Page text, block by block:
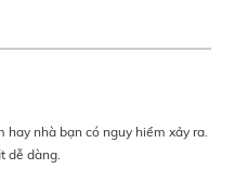
hay nhà bạn có nguy hiểm xảy ra.
dễ dàng.